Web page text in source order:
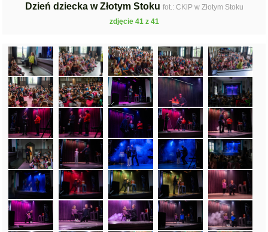
Dzień dziecka w Złotym Stoku fot.: CKiP w Złotym Stoku
zdjęcie 41 z 41